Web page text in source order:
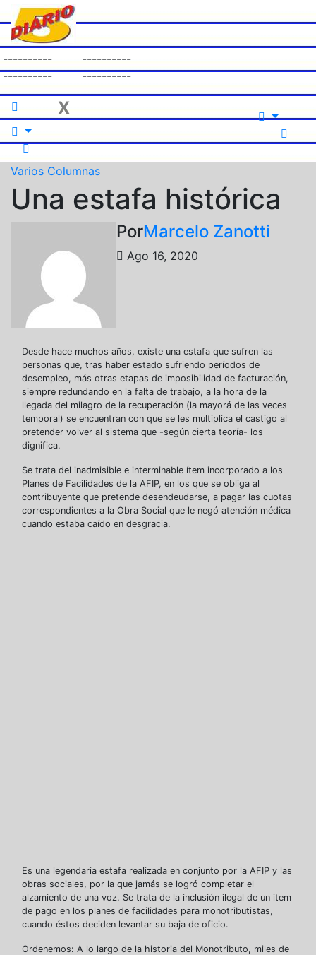
Saltar
al
contenido
----------
----------
----------
----------
X
Varios Columnas
Una estafa histórica
PorMarcelo Zanotti
Ago 16, 2020
Desde hace muchos años, existe una estafa que sufren las
personas que, tras haber estado sufriendo períodos de
desempleo, más otras etapas de imposibilidad de facturación,
siempre redundando en la falta de trabajo, a la hora de la
llegada del milagro de la recuperación (la mayorá de las veces
temporal) se encuentran con que se les multiplica el castigo al
pretender volver al sistema que -según cierta teoría- los
dignifica.
Se trata del inadmisible e interminable ítem incorporado a los
Planes de Facilidades de la AFIP, en los que se obliga al
contribuyente que pretende desendeudarse, a pagar las cuotas
correspondientes a la Obra Social que le negó atención médica
cuando estaba caído en desgracia.
Es una legendaria estafa realizada en conjunto por la AFIP y las
obras sociales, por la que jamás se logró completar el
alzamiento de una voz. Se trata de la inclusión ilegal de un item
de pago en los planes de facilidades para monotributistas,
cuando éstos deciden levantar su baja de oficio.
Ordenemos: A lo largo de la historia del Monotributo, miles de